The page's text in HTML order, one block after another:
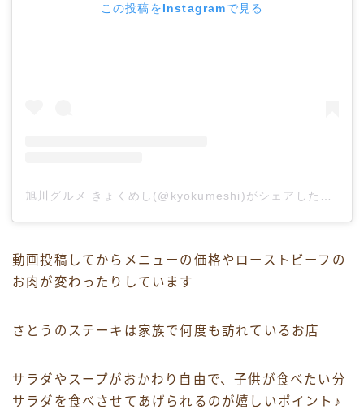
この投稿をInstagramで見る
旭川グルメ きょくめし(@kyokumeshi)がシェアした投稿
動画投稿してからメニューの価格やローストビーフの
お肉が変わったりしています
さとうのステーキは家族で何度も訪れているお店
サラダやスープがおかわり自由で、子供が食べたい分
サラダを食べさせてあげられるのが嬉しいポイント♪